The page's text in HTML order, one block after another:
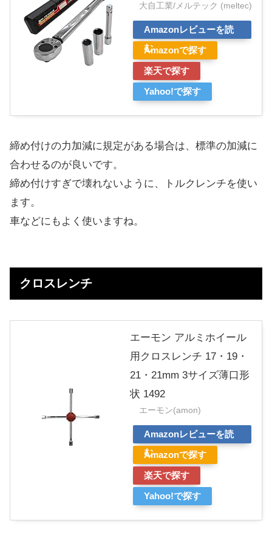
大自工業/メルテック (meltec)
Amazonレビューを読
む
Amazonで探す
楽天で探す
Yahoo!で探す
締め付けの力加減に規定がある場合は、標準の加減に
合わせるのが良いです。
締め付けすぎで壊れないように、トルクレンチを使い
ます。
車などにもよく使いますね。
クロスレンチ
エーモン アルミホイール
用クロスレンチ 17・19・
21・21mm 3サイズ薄口形
状 1492
エーモン(amon)
Amazonレビューを読
む
Amazonで探す
楽天で探す
Yahoo!で探す